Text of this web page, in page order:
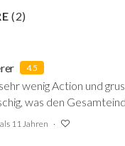
(2)
4.5
wenig Action und
was den
11 Jahren